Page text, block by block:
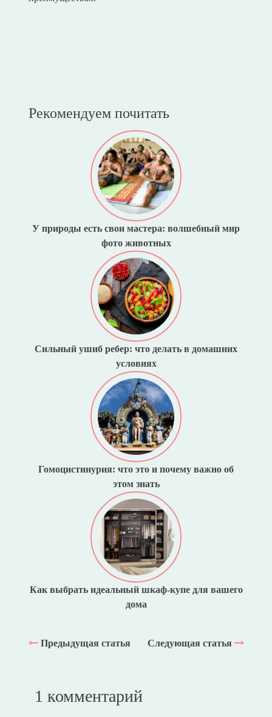
Рекомендуем почитать
У природы есть свои мастера: волшебный мир
фото животных
Сильный ушиб ребер: что делать в домашних
условиях
Гомоцистинурия: что это и почему важно об
этом знать
Как выбрать идеальный шкаф-купе для вашего
дома
Предыдущая статья Следующая статья
1 комментарий